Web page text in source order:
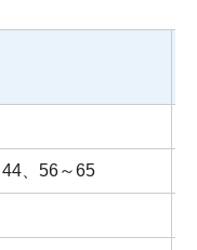
、56～65